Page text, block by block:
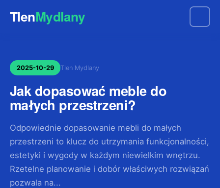
TlenMydlany
2025-10-29 Tlen Mydlany
Jak dopasować meble do
małych przestrzeni?
Odpowiednie dopasowanie mebli do małych
przestrzeni to klucz do utrzymania funkcjonalności,
estetyki i wygody w każdym niewielkim wnętrzu.
Rzetelne planowanie i dobór właściwych rozwiązań
pozwala na...